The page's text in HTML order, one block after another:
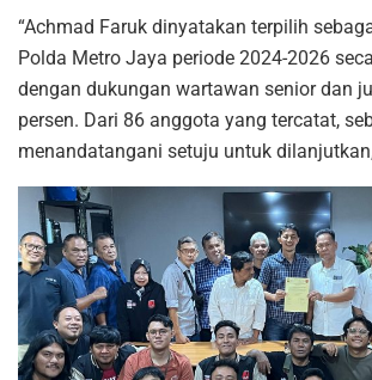
“Achmad Faruk dinyatakan terpilih
Polda Metro Jaya periode 2024-2026
dengan dukungan wartawan senior dan
persen. Dari 86 anggota yang tercatat,
menandatangani setuju untuk